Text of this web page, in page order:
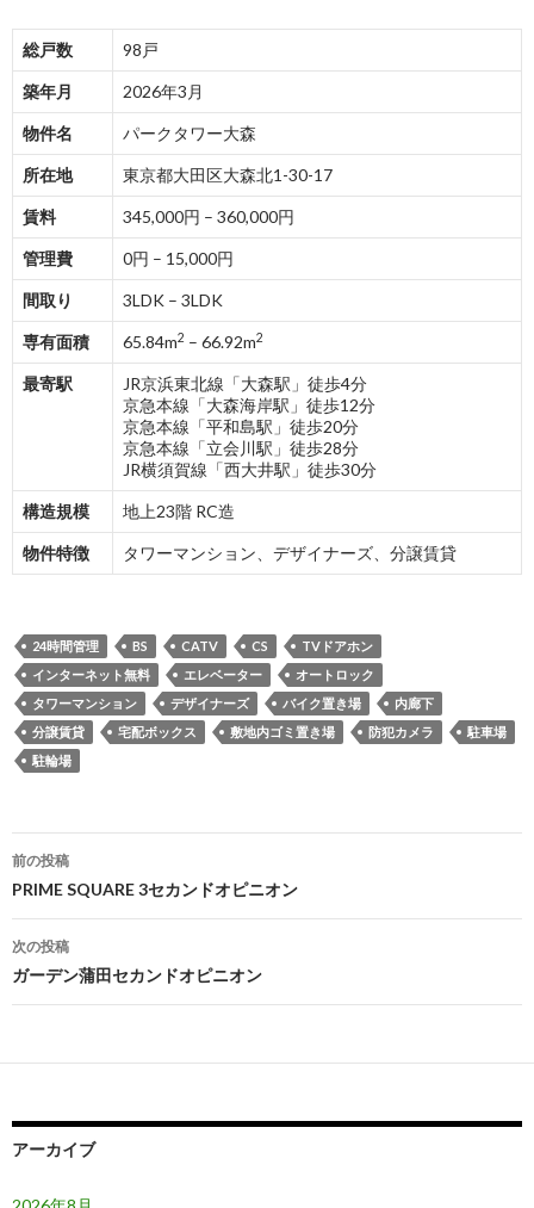
総戸数 98戸
築年月 2026年3月
物件名 パークタワー大森
所在地 東京都大田区大森北1-30-17
賃料 345,000円 – 360,000円
管理費 0円 – 15,000円
間取り 3LDK – 3LDK
専有面積 65.84m2 – 66.92m2
最寄駅
JR京浜東北線「大森駅」徒歩4分
京急本線「大森海岸駅」徒歩12分
京急本線「平和島駅」徒歩20分
京急本線「立会川駅」徒歩28分
JR横須賀線「西大井駅」徒歩30分
構造規模 地上23階 RC造
物件特徴 タワーマンション、デザイナーズ、分譲賃貸
24時間管理 BS CATV CS
TVドアホン
インターネット無料
エレベーター
オートロック
タワーマンション
デザイナーズ バイク置き場
内廊下
分譲賃貸
宅配ボックス 敷地内ゴミ置き場 防犯カメラ
駐車場
駐輪場
投
稿
ナ
ビ
ゲ
ー
ョ
前の投稿
PRIME SQUARE 3セカンドオピニオン
次の投稿
ガーデン蒲田セカンドオピニオン
アーカイブ